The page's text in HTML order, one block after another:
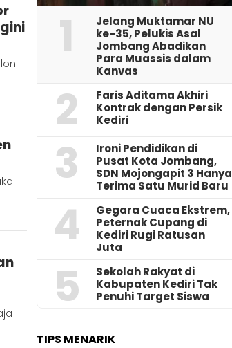
1
Jelang Muktamar NU
ke-35, Pelukis Asal
Jombang Abadikan
Para Muassis dalam
Kanvas
2
Faris Aditama Akhiri
Kontrak dengan Persik
Kediri
3
Ironi Pendidikan di
Pusat Kota Jombang,
SDN Mojongapit 3 Hanya
Terima Satu Murid Baru
4
‎Gegara Cuaca Ekstrem,
Peternak Cupang di
Kediri Rugi Ratusan
Juta
5
Sekolah Rakyat di
Kabupaten Kediri Tak
Penuhi Target Siswa
TIPS MENARIK